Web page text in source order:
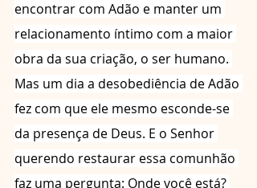
encontrar com Adão e manter um
relacionamento íntimo com a maior
obra da sua criação, o ser humano.
Mas um dia a desobediência de Adão
fez com que ele mesmo esconde-se
da presença de Deus. E o Senhor
querendo restaurar essa comunhão
faz uma pergunta: Onde você está?